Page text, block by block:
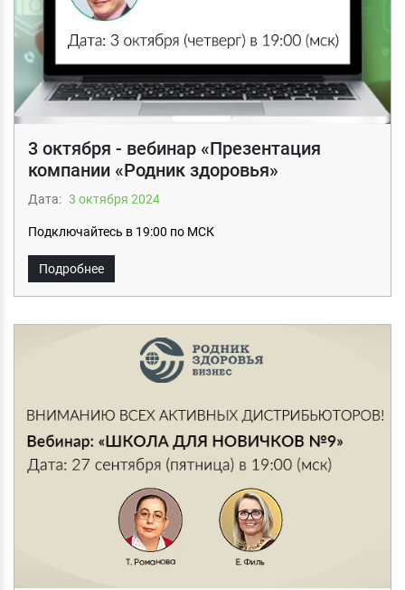
3 октября - вебинар «Презентация
компании «Родник здоровья»
Дата: 3 октября 2024
Подключайтесь в 19:00 по МСК
Подробнее